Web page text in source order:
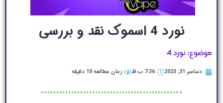
نورد 4 اسموک نقد و بررسی
موضوع: نورد 4
دسامبر 21, 2023 7:36 ب.ظ زمان مطالعه 10 دقیقه